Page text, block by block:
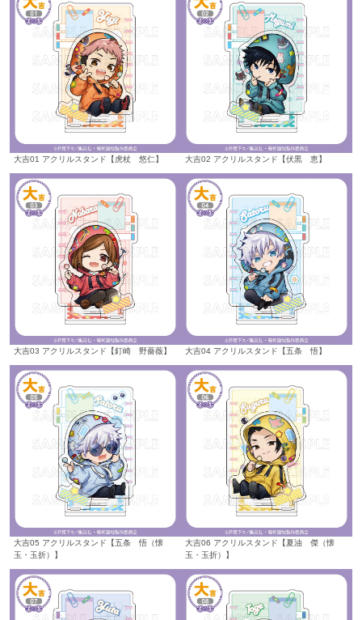
大吉01 アクリルスタンド【虎杖 悠仁】 大吉02 アクリルスタンド【伏黒 恵】
大吉03 アクリルスタンド【釘崎 野薔薇】 大吉04 アクリルスタンド【五条 悟】
大吉05 アクリルスタンド【五条 悟（懐
玉・玉折）】
大吉06 アクリルスタンド【夏油 傑（懐
玉・玉折）】